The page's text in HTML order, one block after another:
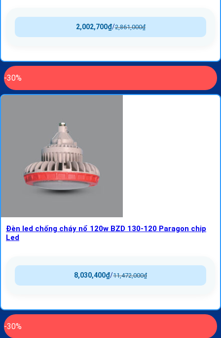
2,861,000₫
/
2,002,700₫
-30%
Đèn led chống cháy nổ 120w BZD 130-120 Paragon chip
Led
11,472,000₫
/
8,030,400₫
-30%